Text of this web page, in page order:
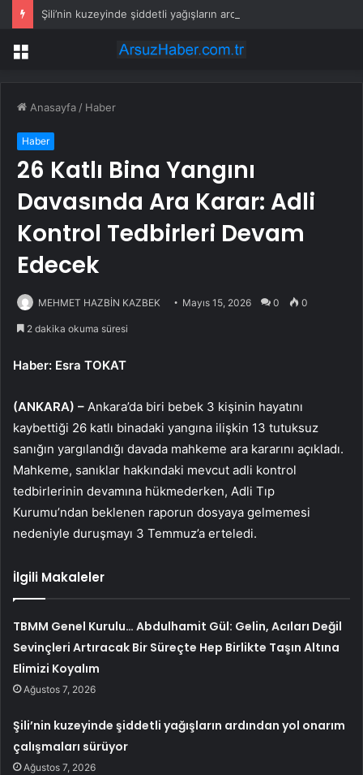
Menü
Anasayfa / Haber
Haber
26 Katlı Bina Yangını
Davasında Ara Karar: Adli
Kontrol Tedbirleri Devam
Edecek
MEHMET HAZBİN KAZBEK Mayıs 15, 2026 0 0
2 dakika okuma süresi
Haber: Esra TOKAT
(ANKARA) – Ankara’da biri bebek 3 kişinin hayatını
kaybettiği 26 katlı binadaki yangına ilişkin 13 tutuksuz
sanığın yargılandığı davada mahkeme ara kararını açıkladı.
Mahkeme, sanıklar hakkındaki mevcut adli kontrol
tedbirlerinin devamına hükmederken, Adli Tıp
Kurumu’ndan beklenen raporun dosyaya gelmemesi
nedeniyle duruşmayı 3 Temmuz’a erteledi.
İlgili Makaleler
TBMM Genel Kurulu… Abdulhamit Gül: Gelin, Acıları Değil
Sevinçleri Artıracak Bir Süreçte Hep Birlikte Taşın Altına
Elimizi Koyalım
Ağustos 7, 2026
Şili’nin kuzeyinde şiddetli yağışların ardından yol onarım
çalışmaları sürüyor
Ağustos 7, 2026